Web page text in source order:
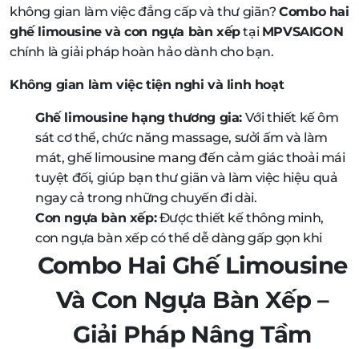
không gian làm việc đẳng cấp và thư giãn?Combo hai
ghế limousine và con ngựa bàn xếptại MPVSAIGON
chính là giải pháp hoàn hảo dành cho bạn.
Không gian làm việc tiện nghi và linh hoạt
Ghế limousine hạng thương gia: Với thiết kế ôm
sát cơ thể, chức năng massage, sưởi ấm và làm
mát, ghế limousine mang đến cảm giác thoải mái
tuyệt đối, giúp bạn thư giãn và làm việc hiệu quả
ngay cả trong những chuyến đi dài.
Con ngựa bàn xếp:Được thiết kế thông minh,
con ngựa bàn xếp có thể dễ dàng gấp gọn khi
Combo Hai Ghế Limousine
Và Con Ngựa Bàn Xếp –
Giải Pháp Nâng Tầm